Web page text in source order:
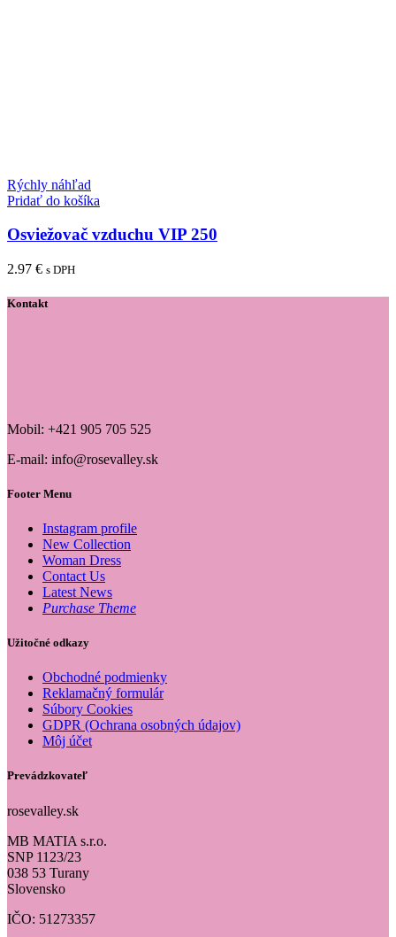
Rýchly náhľad
Pridať do košíka
Osviežovač vzduchu VIP 250
2.97 € s DPH
Kontakt
Mobil: +421 905 705 525
E-mail: info@rosevalley.sk
Footer Menu
Instagram profile
New Collection
Woman Dress
Contact Us
Latest News
Purchase Theme
Užitočné odkazy
Obchodné podmienky
Reklamačný formulár
Súbory Cookies
GDPR (Ochrana osobných údajov)
Môj účet
Prevádzkovateľ
rosevalley.sk
MB MATIA s.r.o.
SNP 1123/23
038 53 Turany
Slovensko
IČO: 51273357